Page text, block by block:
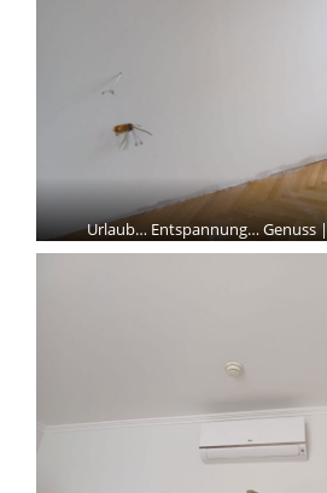
Urlaub… Entspannung… Genuss